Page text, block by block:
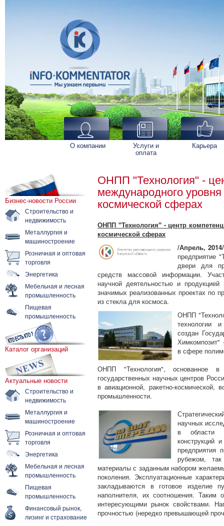
О компании Услуги и
оплата
Карьера
Бизнес-новости России
Строительство и
недвижимость
Металлургия и
машиностроение
Розничная и оптовая
торговля
Энергетика
Мебельная и лесная
промышленность
Пищевая
промышленность
Каталог организаций
Актуальные новости
Строительство и
недвижимость
Металлургия и
машиностроение
Розничная и оптовая
торговля
Энергетика
Мебельная и лесная
промышленность
Пищевая
промышленность
Финансовый рынок,
лизинг и страхование
ОНПП "Технология" -
международного
космической сферах
ОНПП "Технология" - центр
космической сферах
/Апрель, 2014/
предприятие
двери для
средств массовой информации.
научной деятельностью и
значимых реализованных проектах по
из стекла для космоса.
ОНПП
технологии
создан
Химкомпозит"
в сфере
ОНПП "Технология", основанное
государственных научных центров
в авиационной, ракетно-космической,
промышленности.
научных
в области
конструкций
предприятия
рубежом, так
материалы с заданным набором
поколения. Эксплуатационные
закладываются в готовое изделие
наполнителя, их соотношения. Таким
интересующими рынок свойствами.
прочностью (нередко превышающей